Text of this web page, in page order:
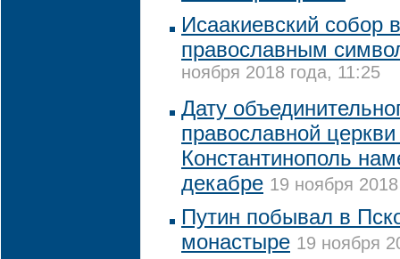
Исаакиевский собор
православным
ноября 2018 года, 11:25
Дату
православной
Константинополь
декабре 19 ноября
Путин побывал в
монастыре 19 ноября